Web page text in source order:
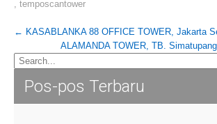
temposcantower
Post
navigation
← KASABLANKA 88 OFFICE TOWER, Jakarta
ALAMANDA TOWER, TB.
Pos-pos Terbaru